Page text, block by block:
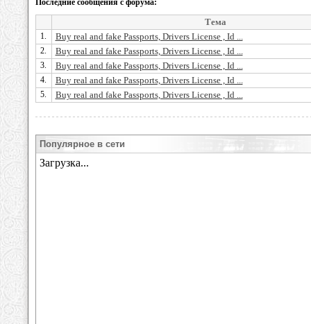
Последние сообщения с форума:
Тема
1. Buy real and fake Passports, Drivers License , Id ...
2. Buy real and fake Passports, Drivers License , Id ...
3. Buy real and fake Passports, Drivers License , Id ...
4. Buy real and fake Passports, Drivers License , Id ...
5. Buy real and fake Passports, Drivers License , Id ...
Популярное в сети